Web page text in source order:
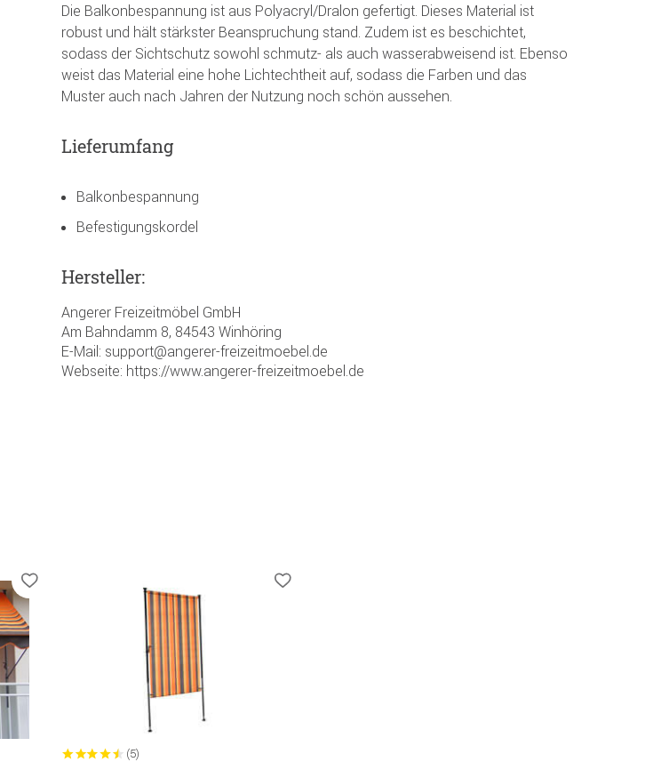
Die Balkonbespannung ist aus Polyacryl/Dralon gefertigt. Dieses Material ist
robust und hält stärkster Beanspruchung stand. Zudem ist es beschichtet,
sodass der Sichtschutz sowohl schmutz- als auch wasserabweisend ist. Ebenso
weist das Material eine hohe Lichtechtheit auf, sodass die Farben und das
Muster auch nach Jahren der Nutzung noch schön aussehen.
Lieferumfang
Balkonbespannung
Befestigungskordel
Hersteller:
Angerer Freizeitmöbel GmbH
Am Bahndamm 8, 84543 Winhöring
E-Mail: support@angerer-freizeitmoebel.de
Webseite: https://www.angerer-freizeitmoebel.de
(5)